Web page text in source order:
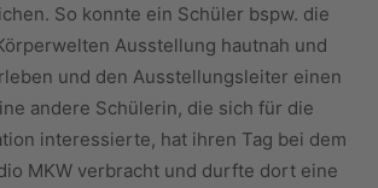
So konnte ein Schüler bspw. die
Ausstellung hautnah und
und den Ausstellungsleiter einen
andere Schülerin, die sich für die
interessierte, hat ihren Tag bei dem
MKW verbracht und durfte dort eine